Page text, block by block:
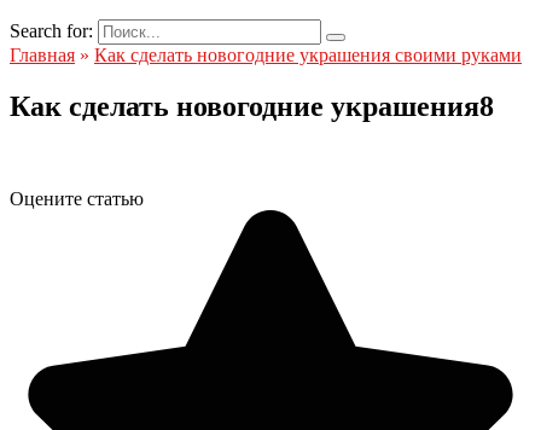
Search for:
Главная » Как сделать новогодние украшения своими руками
Как сделать новогодние украшения8
Оцените статью